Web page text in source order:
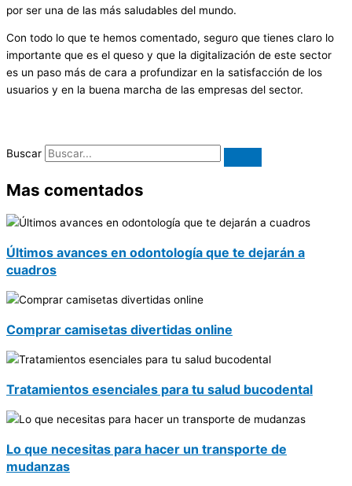
por ser una de las más saludables del mundo.
Con todo lo que te hemos comentado, seguro que tienes claro lo
importante que es el queso y que la digitalización de este sector
es un paso más de cara a profundizar en la satisfacción de los
usuarios y en la buena marcha de las empresas del sector.
Buscar
Mas comentados
Últimos avances en odontología que te dejarán a
cuadros
Comprar camisetas divertidas online
Tratamientos esenciales para tu salud bucodental
Lo que necesitas para hacer un transporte de
mudanzas